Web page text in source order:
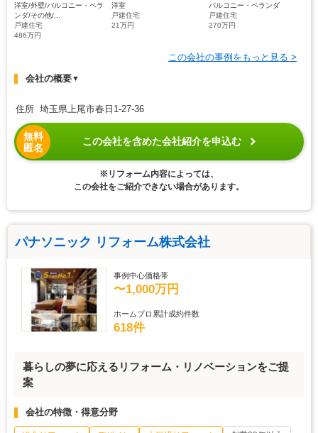
洋室/外壁/バルコニー・ベラ
ンダ/その他/...
戸建住宅
486万円
洋室
戸建住宅
21万円
バルコニー・ベランダ
戸建住宅
270万円
この会社の事例をもっと見る >
会社の概要▼
住所 埼玉県上尾市春日1-27-36
無料
匿名
この会社を含めた会社紹介を申込む
※リフォーム内容によっては、
この会社をご紹介できない場合があります。
パナソニック リフォーム株式会社
事例中心価格帯
〜1,000万円
ホームプロ累計成約件数
618件
暮らしの夢に応えるリフォーム・リノベーションをご提
案
会社の特徴・得意分野